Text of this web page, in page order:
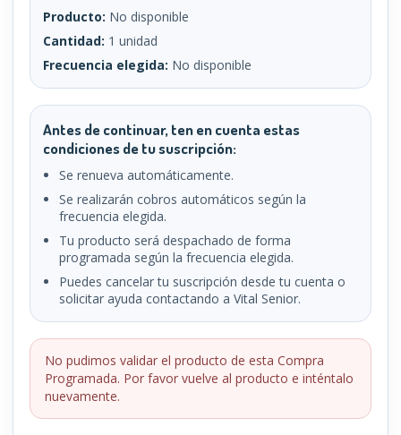
Producto: No disponible
Cantidad: 1 unidad
Frecuencia elegida: No disponible
Antes de continuar, ten en cuenta estas
condiciones de tu suscripción:
Se renueva automáticamente.
Se realizarán cobros automáticos según la
frecuencia elegida.
Tu producto será despachado de forma
programada según la frecuencia elegida.
Puedes cancelar tu suscripción desde tu cuenta o
solicitar ayuda contactando a Vital Senior.
No pudimos validar el producto de esta Compra
Programada. Por favor vuelve al producto e inténtalo
nuevamente.